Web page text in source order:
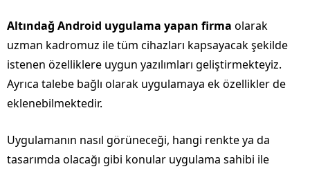
Altındağ Android uygulama yapan firma olarak
uzman kadromuz ile tüm cihazları kapsayacak şekilde
istenen özelliklere uygun yazılımları geliştirmekteyiz.
Ayrıca talebe bağlı olarak uygulamaya ek özellikler de
eklenebilmektedir.
Uygulamanın nasıl görüneceği, hangi renkte ya da
tasarımda olacağı gibi konular uygulama sahibi ile